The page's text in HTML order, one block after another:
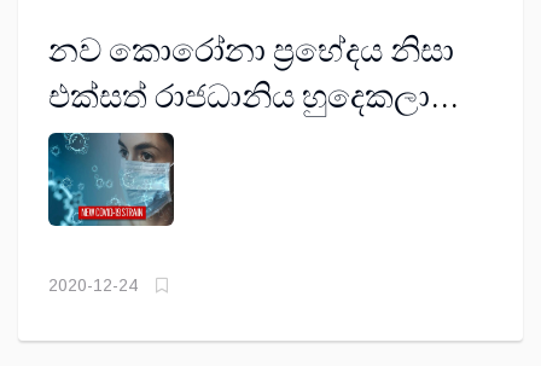
නව කොරෝනා ප්‍රභේදය නිසා
එක්සත් රාජධානිය හුදෙකලා
වෙයි
2020-12-24